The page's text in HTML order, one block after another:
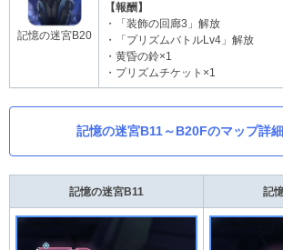
記憶の迷宮B20
【報酬】
・「装飾の回廊3」解放
・「プリズムバトルLv4」解放
・黄昏の鈴×1
・プリズムチケット×1
記憶の迷宮B11～B20Fのマップ詳
記憶の迷宮B11 記